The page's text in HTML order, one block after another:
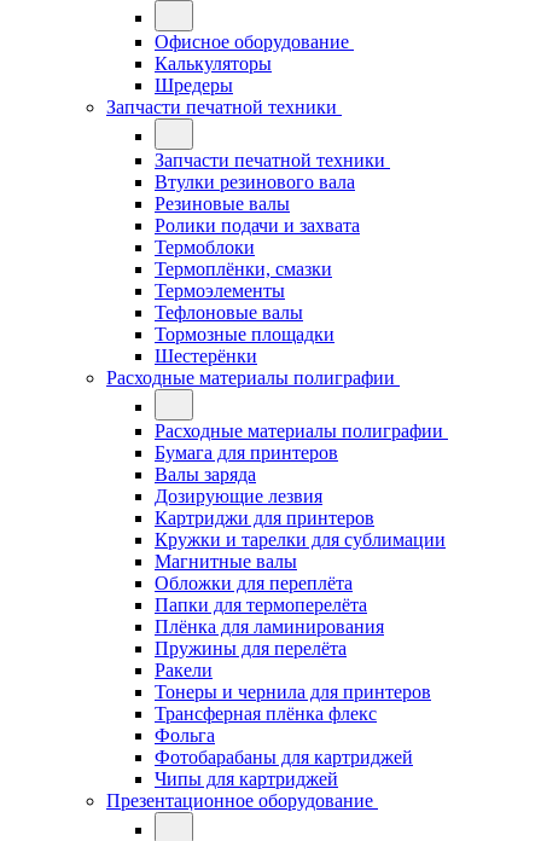
Офисное оборудование
Калькуляторы
Шредеры
Запчасти печатной техники
Запчасти печатной техники
Втулки резинового вала
Резиновые валы
Ролики подачи и захвата
Термоблоки
Термоплёнки, смазки
Термоэлементы
Тефлоновые валы
Тормозные площадки
Шестерёнки
Расходные материалы полиграфии
Расходные материалы полиграфии
Бумага для принтеров
Валы заряда
Дозирующие лезвия
Картриджи для принтеров
Кружки и тарелки для сублимации
Магнитные валы
Обложки для переплёта
Папки для термоперелёта
Плёнка для ламинирования
Пружины для перелёта
Ракели
Тонеры и чернила для принтеров
Трансферная плёнка флекс
Фольга
Фотобарабаны для картриджей
Чипы для картриджей
Презентационное оборудование